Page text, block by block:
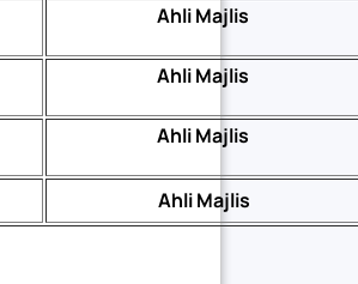
Ahli Majlis
Ahli Majlis
Ahli Majlis
Ahli Majlis